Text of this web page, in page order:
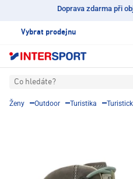
Doprava zdarma při
Vybrat prodejnu
Co hledáte?
Ženy Outdoor Turistika